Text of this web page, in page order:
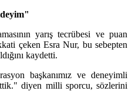
yarış tecrübesi ve puan
çeken Esra Nur, bu sebepten
kaydetti.
başkanımız ve deneyimli
diyen milli sporcu, sözlerini